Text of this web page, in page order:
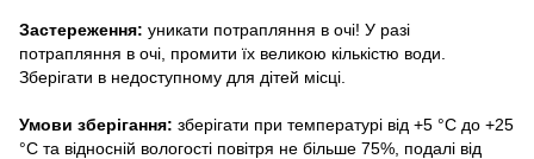
Застереження: уникати потрапляння в очі! У разі
потрапляння в очі, промити їх великою кількістю води.
Зберігати в недоступному для дітей місці.
Умови зберігання: зберігати при температурі від +5 °C до +25
°C та відносній вологості повітря не більше 75%, подалі від